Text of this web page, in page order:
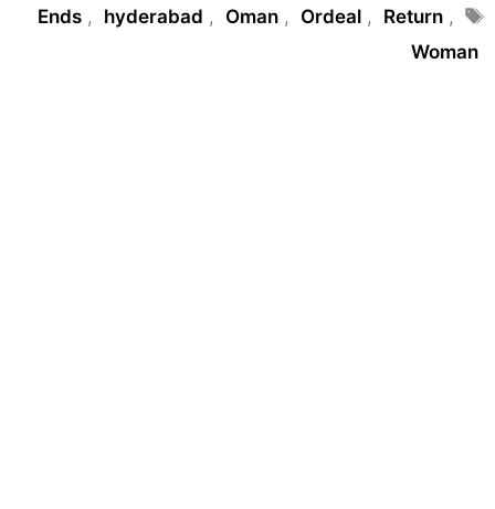
Tags
Ends , hyderabad , Oman , Ordeal , Return ,
Woman